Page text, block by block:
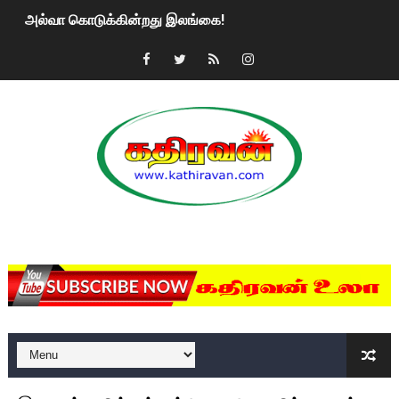
அல்வா கொடுக்கின்றது இலங்கை!
2ஆம் நாள் உக்ரைன் யுத்தம்!! எங்களைத் தனிமையில்
மகிந்த ராஜபக்சே பதவி விலக திட்டம்?
ரவுடி பேபிக்கு நடந்த தரமான சம்பவம்.. ஆபாச வீடியோக்களால்
குண்டை தூக்கிப்போட்ட ஆய்வு…. இந்தியாவின் “கோவிஷீல்டு”
யாழில் தமிழின தலைவர் பிரபாகரனின் பிறந்தநாளை
ஏர்போர்ட்டில் உதைத்த நபர் யார், என்ன நடந்தது?: உண்மையை
சீனா இலங்கையிடம் 8 மில்லியன் அமெரிக்க டொலர் நட்டஈடு